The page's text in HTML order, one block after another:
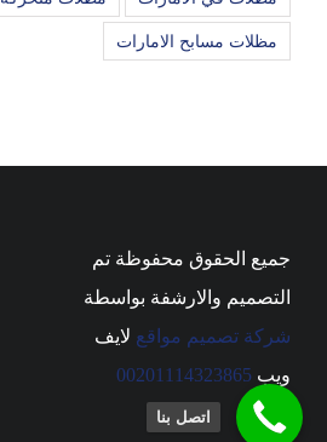
مظلات مسابح الامارات
جميع الحقوق محفوظة تم
التصميم والارشفة بواسطة
شركة تصميم مواقع لايف
ويب 00201114323865
اتصل بنا